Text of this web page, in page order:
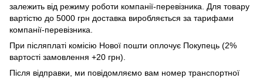
залежить від режиму роботи компанії-перевізника. Для товару
вартістю до 5000 грн доставка виробляється за тарифами
компанії-перевізника.
При післяплаті комісію Нової пошти оплочує Покупець (2%
вартості замовлення +20 грн).
Після відправки, ми повідомляємо вам номер транспортної